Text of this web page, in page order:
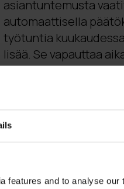
features and to analyse
asiantuntemusta
automaattisella
työtuntia
lisää. Se vapauttaa
käsittelyyn ja muuhun